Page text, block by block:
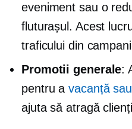
eveniment sau o
fluturașul. Acest
traficului din
Promotii generale:
pentru avacanță
ajuta să atragă